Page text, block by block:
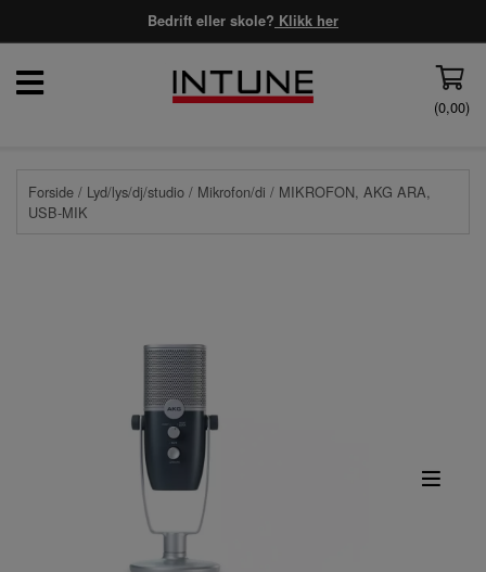
Bedrift eller skole? Klikk her
(0,00)
Forside / Lyd/lys/dj/studio / Mikrofon/di / MIKROFON, AKG ARA,
USB-MIK